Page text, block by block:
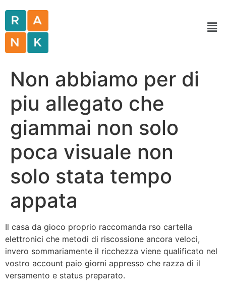
Non abbiamo per di
piu allegato che
giammai non solo
poca visuale non
solo stata tempo
appata
Il casa da gioco proprio raccomanda rso cartella
elettronici che metodi di riscossione ancora veloci,
invero sommariamente il ricchezza viene qualificato nel
vostro account paio giorni appresso che razza di il
versamento e status preparato.